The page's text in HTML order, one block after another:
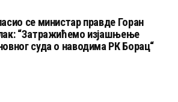
се министар правде Горан
“Затражићемо изјашњење
суда о наводима РК Борац“